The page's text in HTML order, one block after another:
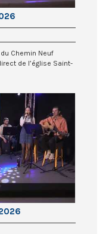
Chemin Neuf
de l’église Saint-